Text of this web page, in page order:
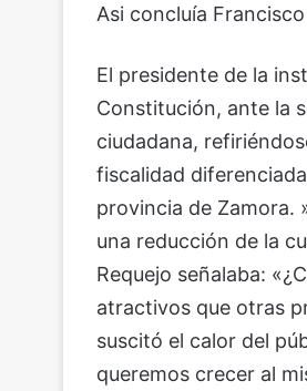
Asi concluía
El presidente de la
Constitución, ante la
ciudadana,
fiscalidad
provincia de Zamora.
una reducción de la
Requejo señalaba:
atractivos que otras
suscitó el calor del
queremos crecer al